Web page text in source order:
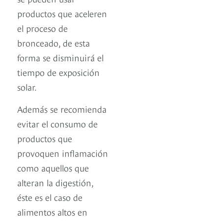
productos que aceleren
el proceso de
bronceado, de esta
forma se disminuirá el
tiempo de exposición
solar.
Además se recomienda
evitar el consumo de
productos que
provoquen inflamación
como aquellos que
alteran la digestión,
éste es el caso de
alimentos altos en